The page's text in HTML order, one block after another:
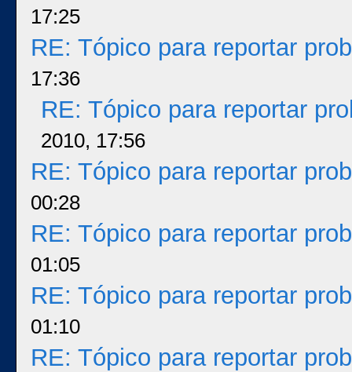
17:25
RE: Tópico para reportar
17:36
RE: Tópico para reportar
2010, 17:56
RE: Tópico para reportar
00:28
RE: Tópico para reportar
01:05
RE: Tópico para reportar
01:10
RE: Tópico para reportar